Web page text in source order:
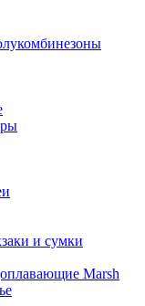
и сумки
Marsh